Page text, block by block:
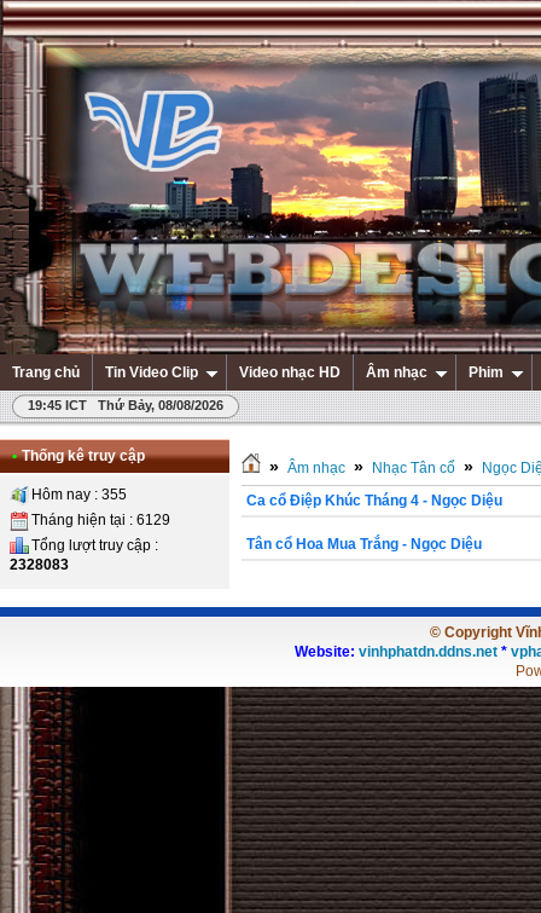
Trang chủ Tin Video Clip Video nhạc HD Âm nhạc Phim
19:45 ICT Thứ Bảy, 08/08/2026
• Thống kê truy cập
Hôm nay : 355
Tháng hiện tại : 6129
Tổng lượt truy cập :
2328083
» Âm nhạc » Nhạc Tân cổ »
Ngọc
Ca cổ Điệp Khúc Tháng 4 - Ngọc Diệu
Tân cổ Hoa Mua Trắng - Ngọc Diệu
© Copyright
Website: vinhphatdn.ddns.net *